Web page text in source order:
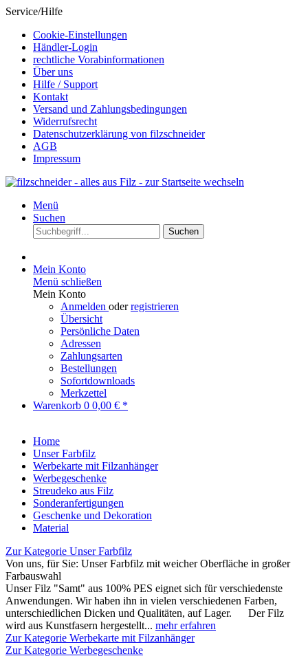
Service/Hilfe
Cookie-Einstellungen
Händler-Login
rechtliche Vorabinformationen
Über uns
Hilfe / Support
Kontakt
Versand und Zahlungsbedingungen
Widerrufsrecht
Datenschutzerklärung von filzschneider
AGB
Impressum
Menü
Suchen
Suchen
Mein Konto
Menü schließen
Mein Konto
Anmelden oderregistrieren
Übersicht
Persönliche Daten
Adressen
Zahlungsarten
Bestellungen
Sofortdownloads
Merkzettel
Warenkorb 0 0,00 € *
Home
Unser Farbfilz
Werbekarte mit Filzanhänger
Werbegeschenke
Streudeko aus Filz
Sonderanfertigungen
Geschenke und Dekoration
Material
Zur Kategorie Unser Farbfilz
Von uns, für Sie: Unser Farbfilz mit weicher Oberfläche in großer
Farbauswahl
Unser Filz "Samt" aus 100% PES eignet sich für verschiedenste
Anwendungen. Wir haben ihn in vielen verschiedenen Farben,
unterschiedlichen Dicken und Qualitäten, auf Lager. Der Filz
wird aus Kunstfasern hergestellt... mehr erfahren
Zur Kategorie Werbekarte mit Filzanhänger
Zur Kategorie Werbegeschenke